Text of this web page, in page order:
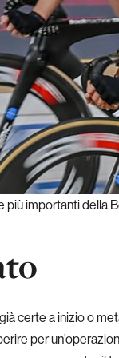
importanti della
certe a inizio o
per